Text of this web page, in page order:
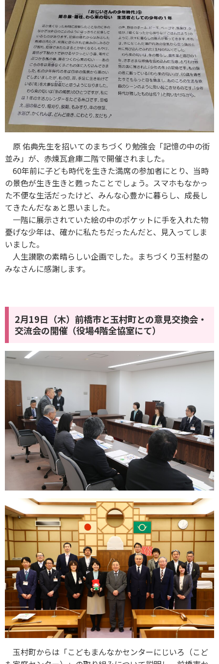
原 佑典先生を招いてのまちづくり勉強会「記憶の中の街
並み」が、赤煉瓦倉庫二階で開催されました。
60年前に子ども時代を生きた満席の参加者にとり、当時
の景色が生き生きと甦ったことでしょう。スマホもなかっ
た不便な生活だったけど、みんな心豊かに暮らし、成長し
てきたんだなぁと思いました。
一階に展示されていた絵の中のポケットに手を入れた物
憂げな少年は、確かに私たちだったんだと、見入ってしま
いました。
人生讃歌の素晴らしい企画でした。まちづくり玉村塾の
みなさんに感謝します。
2月19日（木）前橋市と玉村町との意見交換会・
交流会の開催（役場4階全協室にて）
玉村町からは「こどもまんなかセンターにじいろ（こど